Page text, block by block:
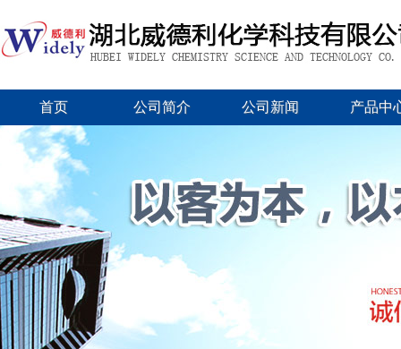
首页 公司简介 公司新闻 产品中